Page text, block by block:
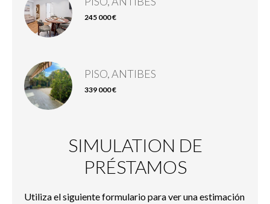
245 000 €
PISO, ANTIBES
339 000 €
SIMULATION DE
PRÉSTAMOS
Utiliza el siguiente formulario para ver una estimación